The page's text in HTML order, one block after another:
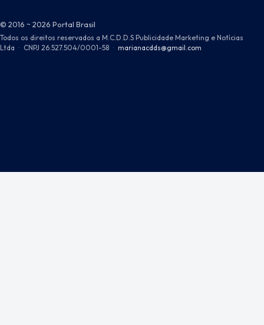
© 2016 ~ 2026 Portal Brasil
Todos os direitos reservados a M.C.D.D.S Publicidade Marketing e Notícias
Ltda · CNPJ 26.527.504/0001-58 · marianacdds@gmail.com